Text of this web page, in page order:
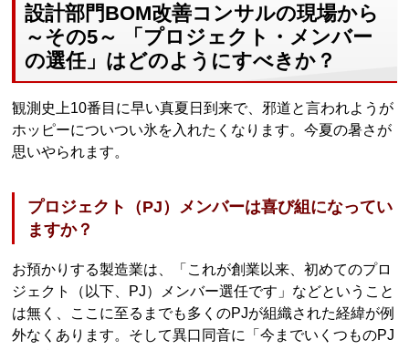
設計部門BOM改善コンサルの現場から
～その5～ 「プロジェクト・メンバー
の選任」はどのようにすべきか？
観測史上10番目に早い真夏日到来で、邪道と言われようが
ホッピーについつい氷を入れたくなります。今夏の暑さが
思いやられます。
プロジェクト（PJ）メンバーは喜び組になってい
ますか？
お預かりする製造業は、「これが創業以来、初めてのプロ
ジェクト（以下、PJ）メンバー選任です」などということ
は無く、ここに至るまでも多くのPJが組織された経緯が例
外なくあります。そして異口同音に「今までいくつものPJ